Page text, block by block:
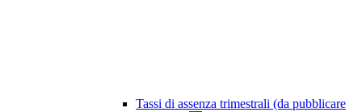
Tassi di assenza trimestrali (da pubblicare